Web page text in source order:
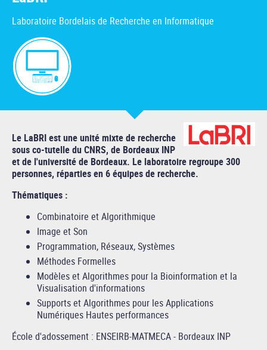
Laboratoire Bordelais de Recherche en Informatique
Le LaBRI est une unité mixte de recherche
sous co-tutelle du CNRS, de Bordeaux INP
et de l'université de Bordeaux. Le laboratoire regroupe 300
personnes, réparties en 6 équipes de recherche.
Thématiques :
Combinatoire et Algorithmique
Image et Son
Programmation, Réseaux, Systèmes
Méthodes Formelles
Modèles et Algorithmes pour la Bioinformation et la
Visualisation d'informations
Supports et Algorithmes pour les Applications
Numériques Hautes performances
École d'adossement : ENSEIRB-MATMECA - Bordeaux INP